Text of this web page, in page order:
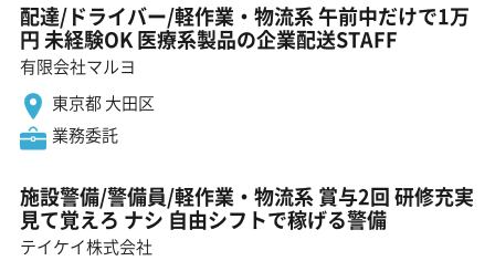
配達/ドライバー/軽作業・物流系 午前中だけで1万
円 未経験OK 医療系製品の企業配送STAFF
有限会社マルヨ
東京都 大田区
業務委託
施設警備/警備員/軽作業・物流系 賞与2回 研修充実
見て覚えろ ナシ 自由シフトで稼げる警備
テイケイ株式会社